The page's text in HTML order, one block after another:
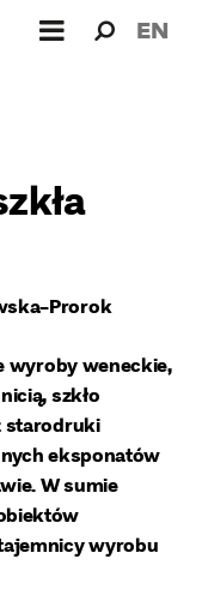
dla: EN
Prorok
wyroby weneckie,
szkło
starodruki
eksponatów
W sumie
wyrobu